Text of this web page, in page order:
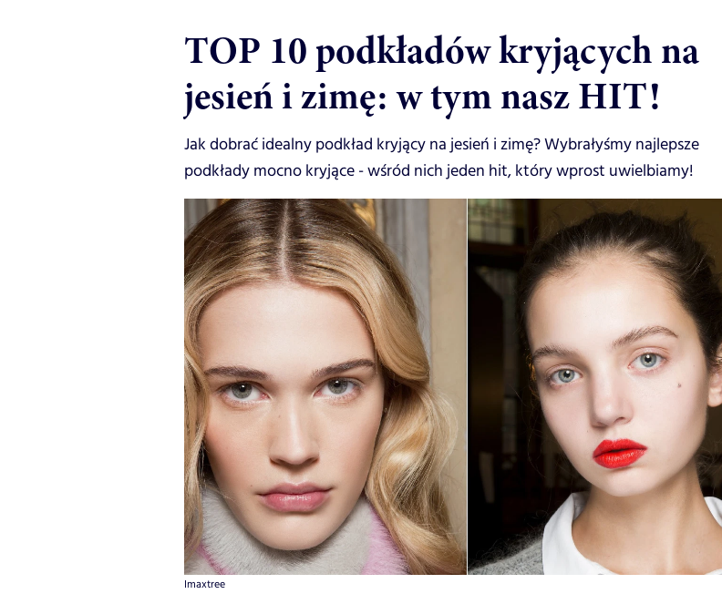
TOP 10 podkładów kryjących na
jesień i zimę: w tym nasz HIT!
Jak dobrać idealny podkład kryjący na jesień i zimę? Wybrałyśmy najlepsze
podkłady mocno kryjące - wśród nich jeden hit, który wprost uwielbiamy!
Imaxtree